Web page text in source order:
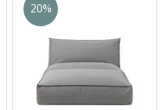
20%